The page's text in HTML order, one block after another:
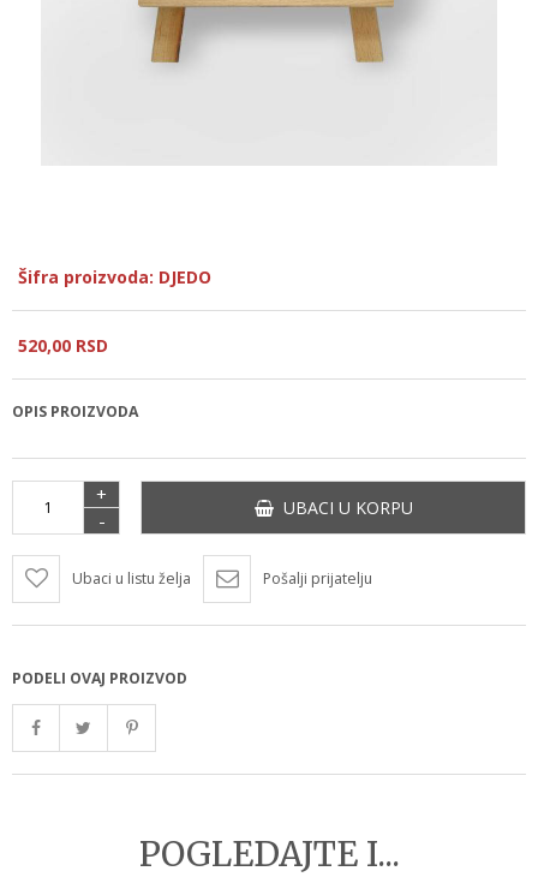
Šifra proizvoda: DJEDO
520,00 RSD
OPIS PROIZVODA
+
-
UBACI U KORPU
Ubaci u listu želja Pošalji prijatelju
PODELI OVAJ PROIZVOD
POGLEDAJTE I...